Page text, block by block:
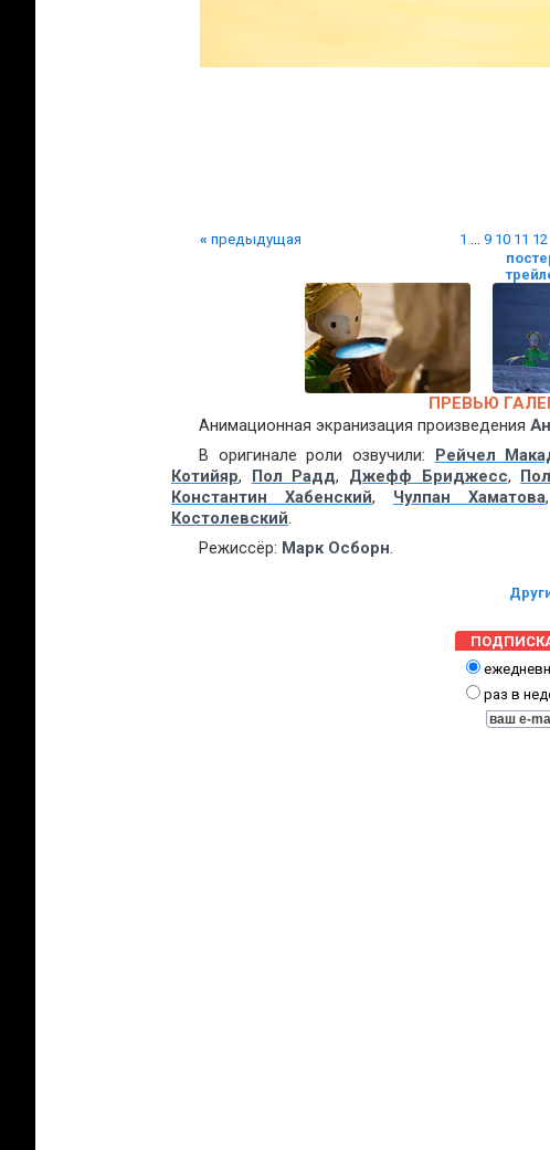
« предыдущая 1 ... 9 10 11 12
ПРЕВЬЮ
Анимационная экранизация произведения
В оригинале роли озвучили: Рейчел
Котийяр, Пол Радд, Джефф Бриджесс,
Константин Хабенский, Чулпан Хаматова
Костолевский.
Режиссёр: Марк Осборн.
раз в